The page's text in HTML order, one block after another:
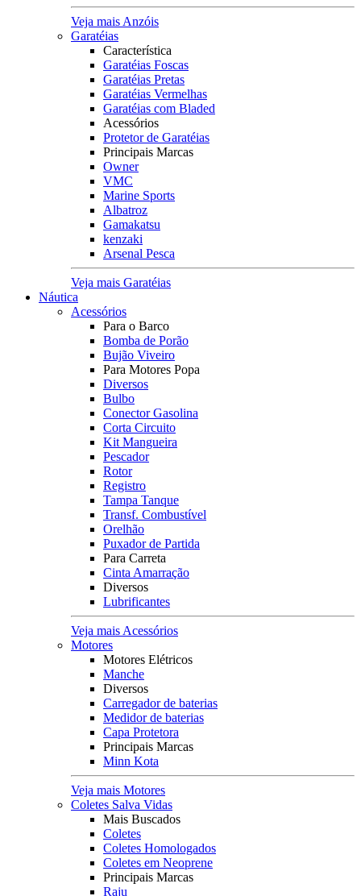
Veja mais Anzóis
Garatéias
Característica
Garatéias Foscas
Garatéias Pretas
Garatéias Vermelhas
Garatéias com Bladed
Acessórios
Protetor de Garatéias
Principais Marcas
Owner
VMC
Marine Sports
Albatroz
Gamakatsu
kenzaki
Arsenal Pesca
Veja mais Garatéias
Náutica
Acessórios
Para o Barco
Bomba de Porão
Bujão Viveiro
Para Motores Popa
Diversos
Bulbo
Conector Gasolina
Corta Circuito
Kit Mangueira
Pescador
Rotor
Registro
Tampa Tanque
Transf. Combustível
Orelhão
Puxador de Partida
Para Carreta
Cinta Amarração
Diversos
Lubrificantes
Veja mais Acessórios
Motores
Motores Elétricos
Manche
Diversos
Carregador de baterias
Medidor de baterias
Capa Protetora
Principais Marcas
Minn Kota
Veja mais Motores
Coletes Salva Vidas
Mais Buscados
Coletes
Coletes Homologados
Coletes em Neoprene
Principais Marcas
Raju